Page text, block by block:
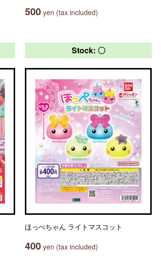
500 yen (tax included)
Stock: 〇
ほっぺちゃん ライトマスコット
400 yen (tax included)